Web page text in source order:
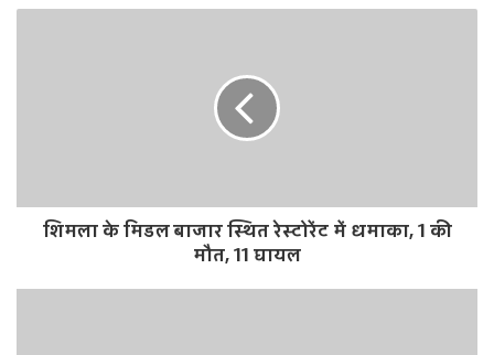
शिमला के मिडल बाजार स्थित रेस्टोरेंट में धमाका, 1 की
मौत, 11 घायल